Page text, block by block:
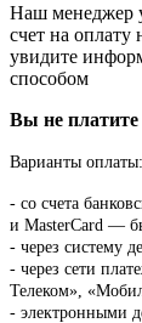
Наш менеджер
счет на
увидите
способом
Вы не платите
Варианты оплаты:
- со счета
и MasterCard —
- через систему
- через сети
Телеком»,
- электронными